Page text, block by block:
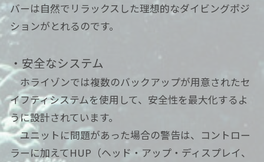
バーは自然でリラックスした理想的なダイビングポジ
ションがとれるのです。
・安全なシステム
ホライゾンでは複数のバックアップが用意されたセ
イフティシステムを使用して、安全性を最大化するよ
うに設計されています。
ユニットに問題があった場合の警告は、コントロー
ラーに加えてHUP（ヘッド・アップ・ディスプレイ、